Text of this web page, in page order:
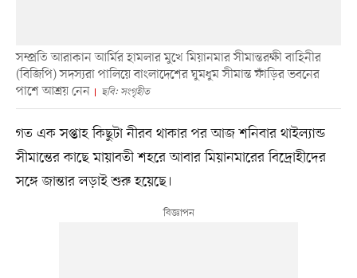
সম্প্রতি আরাকান আর্মির হামলার মুখে মিয়ানমার সীমান্তরক্ষী বাহিনীর
(বিজিপি) সদস্যরা পালিয়ে বাংলাদেশের ঘুমধুম সীমান্ত ফাঁড়ির ভবনের
পাশে আশ্রয় নেন
ছবি: সংগৃহীত
গত এক সপ্তাহ কিছুটা নীরব থাকার পর আজ শনিবার থাইল্যান্ড
সীমান্তের কাছে মায়াবতী শহরে আবার মিয়ানমারের বিদ্রোহীদের
সঙ্গে জান্তার লড়াই শুরু হয়েছে।